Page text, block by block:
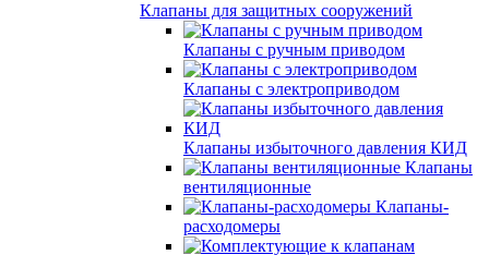
Клапаны для защитных сооружений
Клапаны с ручным приводом
Клапаны с электроприводом
Клапаны избыточного давления КИД
Клапаны
вентиляционные
Клапаны-
расходомеры